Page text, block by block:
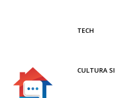
TECH
CULTURA SI